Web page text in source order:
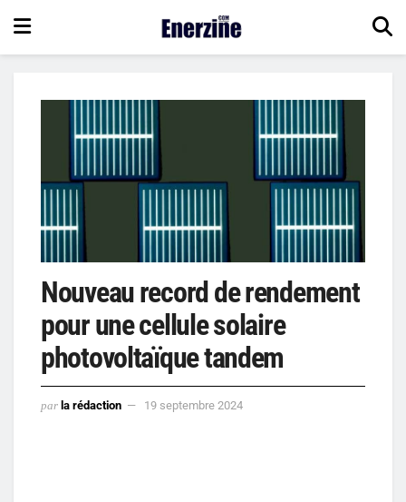
Nouveau record de rendement
pour une cellule solaire
photovoltaïque tandem
par la rédaction 19 septembre 2024